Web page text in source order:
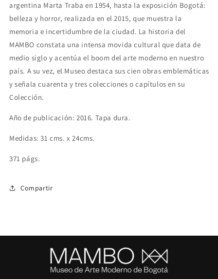
argentina Marta Traba en 1954, hasta la exposición Bogotá:
belleza y horror, realizada en el 2015, que muestra la
memoria e incertidumbre de la ciudad. La historia del
MAMBO constata una intensa movida cultural que data de
medio siglo y acentúa el boom del arte moderno en nuestro
país. A su vez, el Museo destaca sus cien obras emblemáticas
y señala cuarenta y tres colecciones o capítulos en su
Colección.
Año de publicación: 2016. Tapa dura.
Medidas: 31 cms. x 24cms.
371 págs.
Compartir